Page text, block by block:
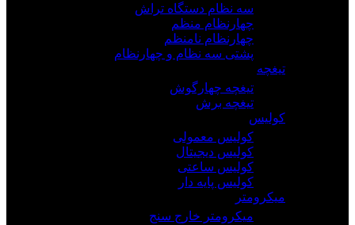
سه نظام دستگاه تراش
چهارنظام منظم
چهارنظام نامنظم
پشتی سه نظام و چهارنظام
تیغچه
تیغچه چهارگوش
تیغچه برش
کولیس
کولیس معمولی
کولیس دیجیتال
کولیس ساعتی
کولیس پایه دار
میکرومتر
میکرومتر خارج سنج